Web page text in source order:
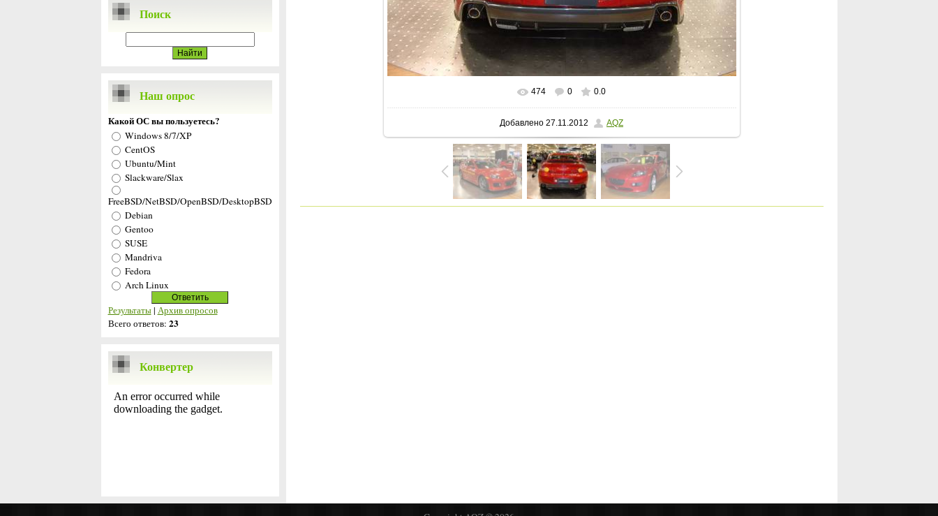
Поиск
Наш опрос
Какой ОС вы пользуетесь?
Windows 8/7/XP
CentOS
Ubuntu/Mint
Slackware/Slax
FreeBSD/NetBSD/OpenBSD/DesktopBSD
Debian
Gentoo
SUSE
Mandriva
Fedora
Arch Linux
Результаты| Архив опросов
Всего ответов: 23
Конвертер
В реальном размере 800x600
474 0 0.0
Добавлено 27.11.2012 AQZ